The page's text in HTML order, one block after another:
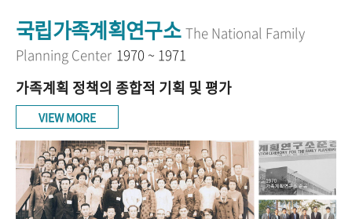
국립가족계획연구소 The National Family
Planning Center 1970 ~ 1971
가족계획 정책의 종합적 기획 및 평가
VIEW MORE